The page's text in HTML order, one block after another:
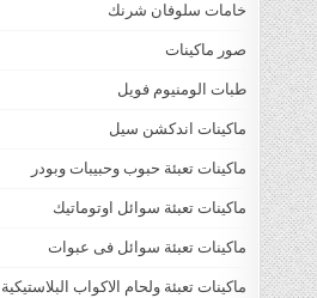
خامات سلوفان شرنك
صور ماكينات
طبات الومنيوم فويل
ماكينات اندكشن سيل
ماكينات تعبئة حبوب وحبيبات وبودر
ماكينات تعبئة سوائل اوتوماتيك
ماكينات تعبئة سوائل فى عبوات
ماكينات تعبئة ولحام الاكواب البلاستيكية